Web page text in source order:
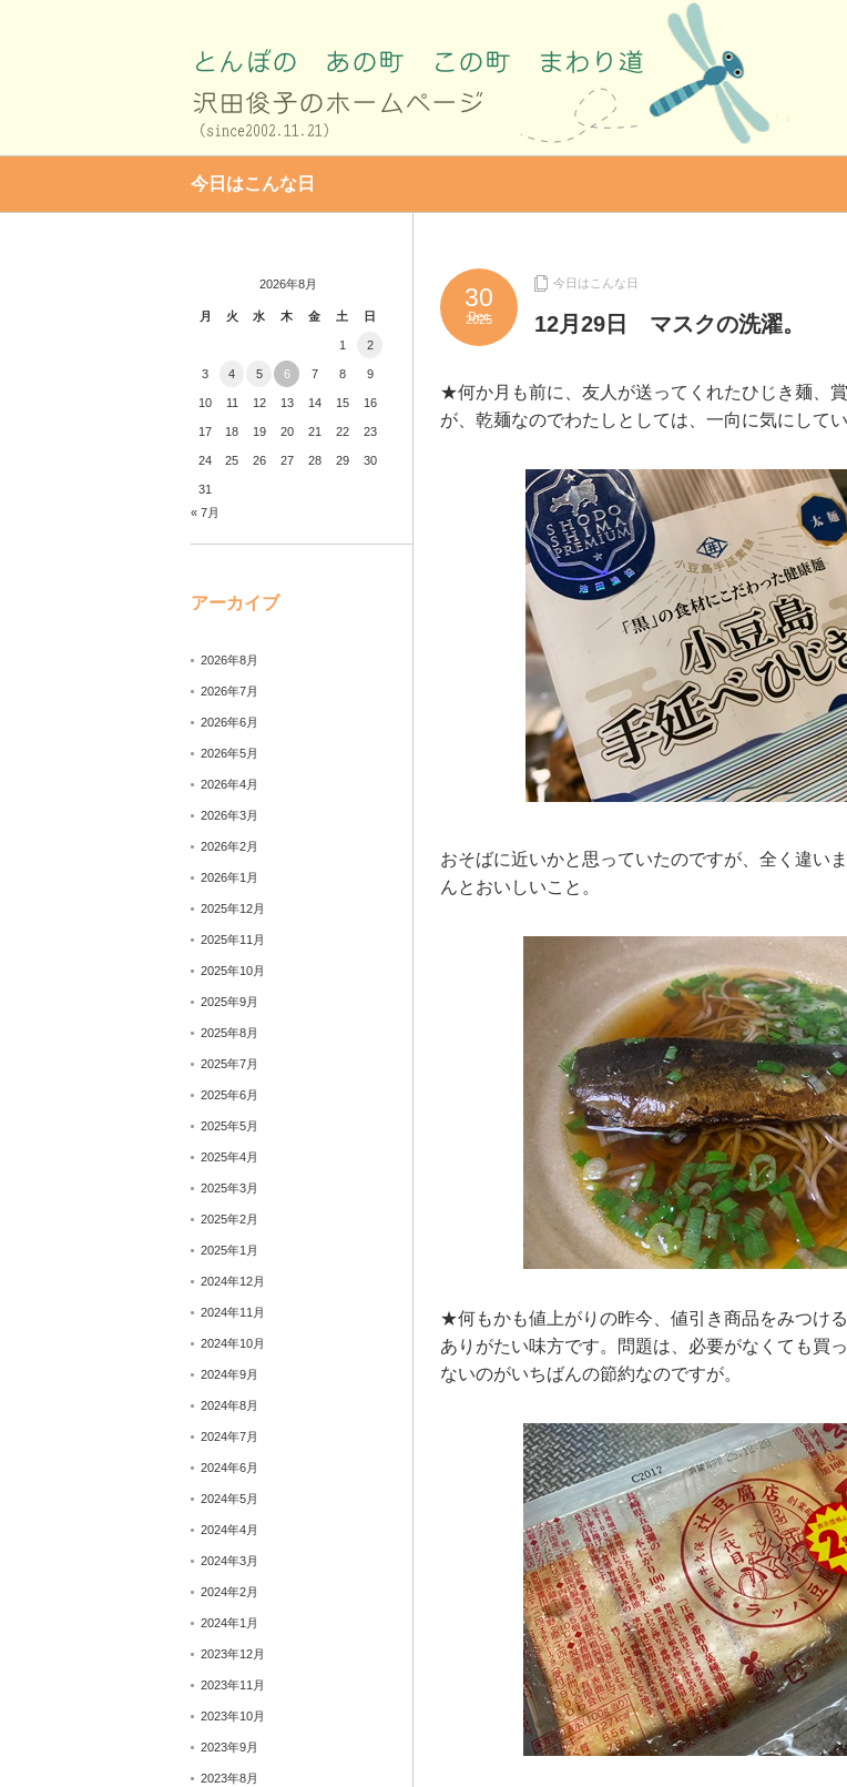
今日はこんな日
30
Dec
2025
今日はこんな日
12月29日 マスクの洗濯。
★何か月も前に、友人が送ってくれたひじき麺、
が、乾麺なのでわたしとしては、一向に気にしてい
おそばに近いかと思っていたのですが、全く違い
んとおいしいこと。
★何もかも値上がりの昨今、値引き商品をみつけ
ありがたい味方です。問題は、必要がなくても買
ないのがいちばんの節約なのですが。
2026年8月
月 火 水 木 金 土 日
1 2
3 4 5 6 7 8 9
10 11 12 13 14 15 16
17 18 19 20 21 22 23
24 25 26 27 28 29 30
31
« 7月
アーカイブ
2026年8月
2026年7月
2026年6月
2026年5月
2026年4月
2026年3月
2026年2月
2026年1月
2025年12月
2025年11月
2025年10月
2025年9月
2025年8月
2025年7月
2025年6月
2025年5月
2025年4月
2025年3月
2025年2月
2025年1月
2024年12月
2024年11月
2024年10月
2024年9月
2024年8月
2024年7月
2024年6月
2024年5月
2024年4月
2024年3月
2024年2月
2024年1月
2023年12月
2023年11月
2023年10月
2023年9月
2023年8月